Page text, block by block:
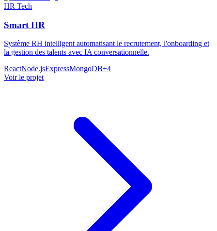
HR Tech
Smart HR
Système RH intelligent automatisant le recrutement, l'onboarding et
la gestion des talents avec IA conversationnelle.
ReactNode.jsExpressMongoDB+4
Voir le projet